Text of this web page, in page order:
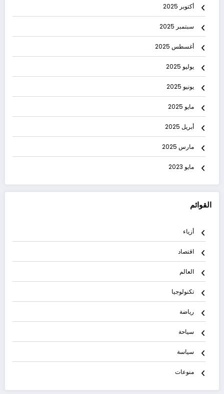
أكتوبر 2025
سبتمبر 2025
أغسطس 2025
يوليو 2025
يونيو 2025
مايو 2025
أبريل 2025
مارس 2025
مايو 2023
القوائم
أزياء
اقتصاد
العالم
تكنولوجيا
رياضة
سياحة
سياسة
منوعات